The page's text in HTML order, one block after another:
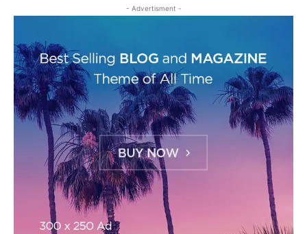
- Advertisment -